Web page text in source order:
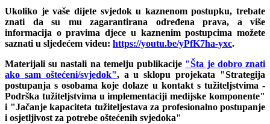
Ukoliko je vaše dijete svjedok u kaznenom postupku, trebate
znati da su mu zagarantirana određena prava, a više
informacija o pravima djece u kaznenim postupcima možete
saznati u sljedećem videu: https://youtu.be/yPfK7ha-yxc.
Materijali su nastali na temelju publikacije "Šta je dobro znati
ako sam oštećeni/svjedok", a u sklopu projekata "Strategija
postupanja s osobama koje dolaze u kontakt s tužiteljstvima -
Podrška tužiteljstvima u implementaciji medijske komponente"
i "Jačanje kapaciteta tužiteljestava za profesionalno postupanje
i osjetljivost za potrebe oštećenih svjedoka"